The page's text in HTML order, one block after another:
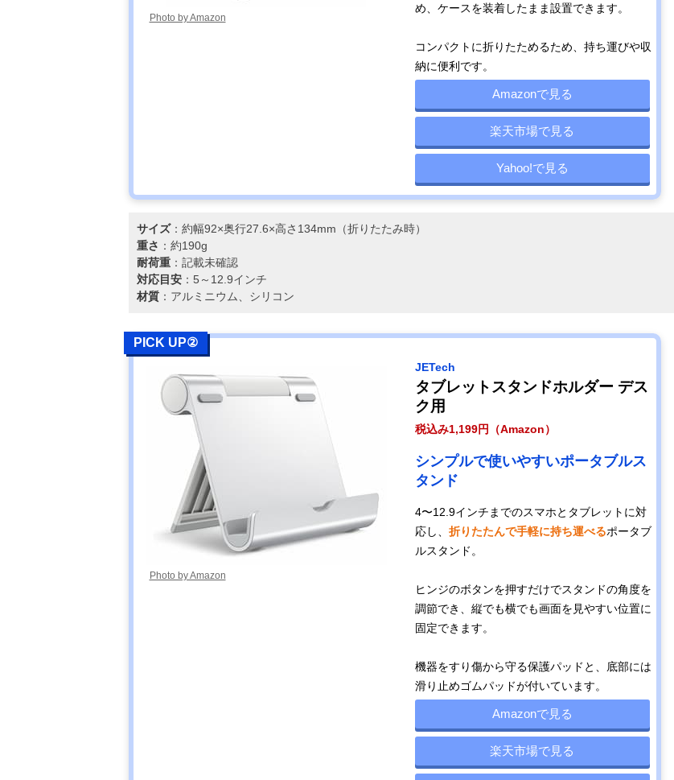
Photo by Amazon
め、ケースを装着したまま設置できます。
コンパクトに折りたためるため、持ち運びや収
納に便利です。
Amazonで見る
楽天市場で見る
Yahoo!で見る
サイズ：約幅92×奥行27.6×高さ134mm（折りたたみ時）
重さ ：約190g
耐荷重：記載未確認
対応目安：5～12.9インチ
材質：アルミニウム、シリコン
PICK UP②
Photo by Amazon
JETech
タブレットスタンドホルダー デス
ク用
税込み1,199円（Amazon）
シンプルで使いやすいポータブルス
タンド
4〜12.9インチまでのスマホとタブレットに対
応し、 折りたたんで手軽に持ち運べるポータブ
ルスタンド。
ヒンジのボタンを押すだけでスタンドの角度を
調節でき、縦でも横でも画面を見やすい位置に
固定できます。
機器をすり傷から守る保護パッドと、底部には
滑り止めゴムパッドが付いています。
Amazonで見る
楽天市場で見る